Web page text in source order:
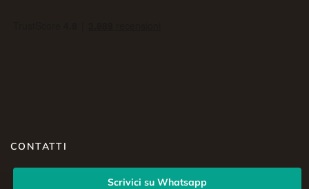
CONTATTI
Scrivici su Whatsapp